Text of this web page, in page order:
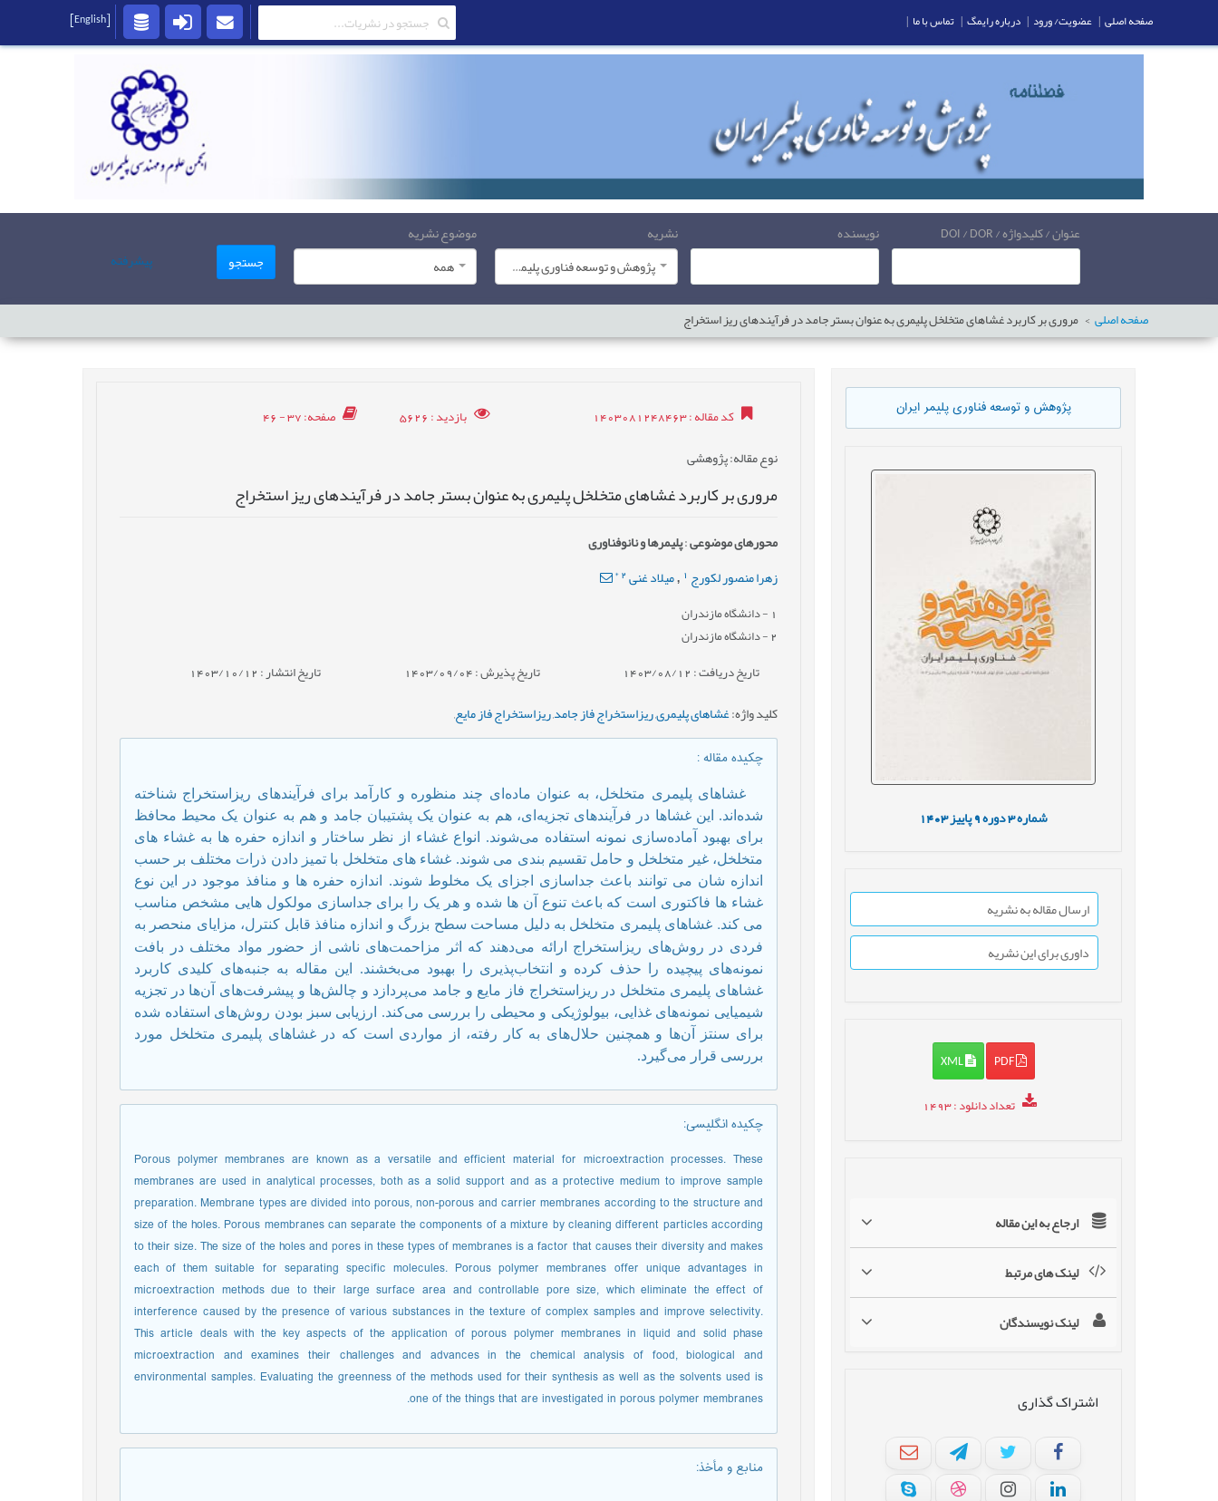
عنوان / کلیدواژه / DOI / DOR نویسنده
نشریه
پژوهش و توسعه فناوری پلیمر ایران
موضوع نشریه
همه
جستجو پیشرفته
صفحه اصلی مروری بر کاربرد غشاهای متخلخل پلیمری به عنوان بستر جامد در فرآیندهای ریز استخراج
پژوهش و توسعه فناوری پلیمر ایران
شماره3 دوره پاییز1403
ارسال مقاله به نشریه
داوری برای این نشریه
PDF
XML
تعداد دانلود: 1493
ارجاع به این مقاله
لینک های مرتبط
لینک نویسندگان
اشتراک گذاری
کد مقاله: 1403081248463 بازدید: 5626 صفحه: 37 - 46
نوع مقاله: پژوهشی
مروری بر کاربرد غشاهای متخلخل پلیمری به عنوان بستر جامد در فرآیندهای ریز استخراج
محورهای موضوعی:پليمرها و نانوفناوری
زهرا منصور لکورج 1
,میلاد غنی2
*
1 - دانشگاه مازندران
2- دانشگاه مازندران
تاریخ دریافت : 1403/08/12 تاریخ پذیرش : 1403/09/04 تاریخ انتشار : 1403/10/12
کلید واژه:غشاهای پلیمری,ریزاستخراج فاز جامد,ریزاستخراج فاز مایع,
چکیده مقاله:
غشاهای پلیمری متخلخل، به عنوان ماده‌ای چند منظوره و کارآمد برای فرآیندهای ریزاستخراج شناخته
شده‌اند. این غشاها در فرآیندهای تجزیه‌ای، هم به عنوان یک پشتیبان جامد و هم به عنوان یک محیط محافظ
برای بهبود آماده‌سازی نمونه استفاده می‌شوند.
انواع غشاء از نظر ساختار و اندازه حفره ها به غشاء های
متخلخل، غیر متخلخل و حامل تقسیم بندی می شوند. غشاء های متخلخل با تمیز دادن ذرات مختلف بر حسب
اندازه شان می توانند باعث جداسازی اجزای یک مخلوط شوند. اندازه حفره ها و منافذ موجود در این نوع
غشاء ها فاکتوری است که باعث تنوع آن ها شده و هر یک را برای جداسازی مولکول هایی مشخص مناسب
می کند. غشاهای پلیمری متخلخل به دلیل مساحت سطح بزرگ و اندازه منافذ قابل کنترل، مزایای منحصر به
فردی در روش‌های ریزاستخراج ارائه می‌دهند که اثر مزاحمت‌های ناشی از حضور مواد مختلف در بافت
نمونه‌های پیچیده را حذف کرده و انتخاب‌پذیری را بهبود می‌بخشند. این مقاله به جنبه‌های کلیدی کاربرد
غشاهای پلیمری متخلخل در ریزاستخراج فاز مایع و جامد می‌پردازد و چالش‌ها و پیشرفت‌های آن‌ها در تجزیه
شیمیایی نمونه‌های غذایی، بیولوژیکی و محیطی را بررسی می‌کند. ارزیابی سبز بودن روش‌های استفاده شده
برای سنتز آن‌ها و همچنین حلال‌های به کار رفته، از مواردی است که در غشاهای پلیمری متخلخل مورد
بررسی قرار می‌گیرد.
چکیده انگلیسی:
Porous polymer membranes are known as a versatile and efficient material for microextraction processes. These
membranes are used in analytical processes, both as a solid support and as a protective medium to improve sample
preparation. Membrane types are divided into porous, non-porous and carrier membranes according to the structure and
size of the holes. Porous membranes can separate the components of a mixture by cleaning different particles according
to their size. The size of the holes and pores in these types of membranes is a factor that causes their diversity and makes
each of them suitable for separating specific molecules. Porous polymer membranes offer unique advantages in
microextraction methods due to their large surface area and controllable pore size, which eliminate the effect of
interference caused by the presence of various substances in the texture of complex samples and improve selectivity.
This article deals with the key aspects of the application of porous polymer membranes in liquid and solid phase
microextraction and examines their challenges and advances in the chemical analysis of food, biological and
environmental samples. Evaluating the greenness of the methods used for their synthesis as well as the solvents used is
one of the things that are investigated in porous polymer membranes.
منابع و مأخذ:
صفحه اصلی | عضویت/ ورود | درباره رایمگ | تماس با ما |
[English]